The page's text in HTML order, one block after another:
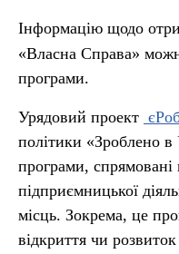
Інформацію щодо
«Власна Справа»
програми.
Урядовий проект
політики «Зроблено в
програми,
підприємницької
місць. Зокрема, це
відкриття чи